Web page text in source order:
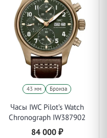
43 мм Бронза
Часы IWC Pilot’s Watch
Chronograph IW387902
84 000 ₽